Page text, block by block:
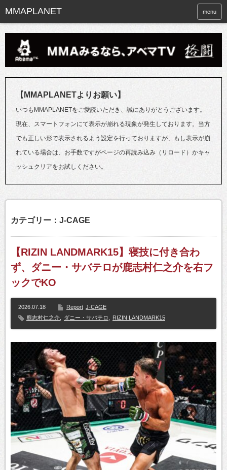
menu
【MMAPLANETよりお願い】
いつもMMAPLANETをご愛読いただき、誠にありがとうございます。
現在、スマートフォンにて表示が崩れる現象が発生しております。当方
でも正しい形で表示されるよう設定を行っておりますが、もし表示が崩
れている場合は、お手数ですがページの再読み込み（リロード）かキャ
ッシュクリアをお試しください。
カテゴリー：J-CAGE
【RIZIN LANDMARK15】寝技に付き合わ
ず、ダニー・サバテロが鹿志村仁之介を右フ
ックでKO
2026.07.18 Report J-CAGE
鹿志村仁之介
ダニー・サバテロ RIZIN LANDMARK15